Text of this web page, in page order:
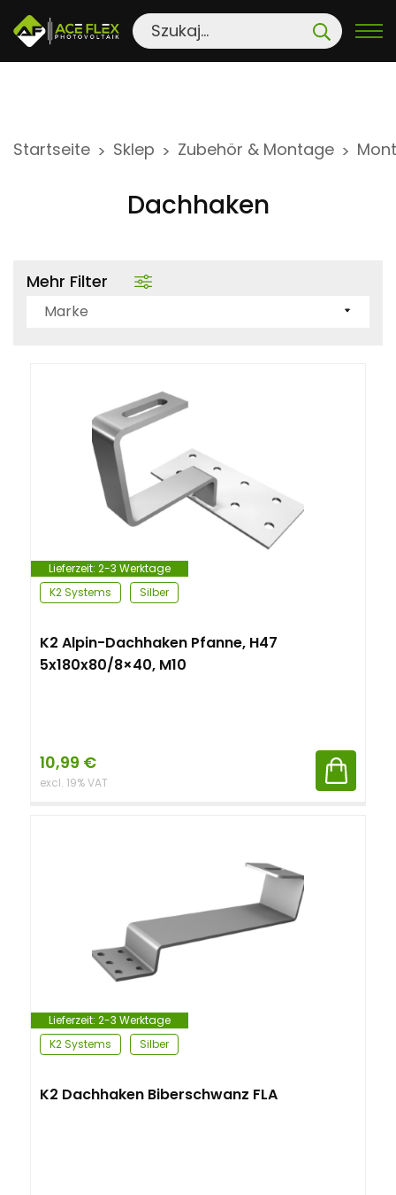
Startseite > Sklep > Zubehör & Montage >
Dachhaken
Marke
Mehr Filter
Lieferzeit: 2-3 Werktage
K2 Systems
Silber
K2 Alpin-Dachhaken Pfanne, H47
5x180x80/8×40, M10
10,99 €
excl. 19% VAT
Lieferzeit: 2-3 Werktage
K2 Systems
Silber
K2 Dachhaken Biberschwanz FLA